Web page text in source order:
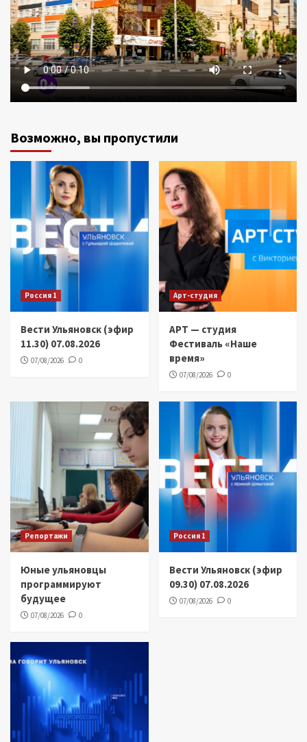
Возможно, вы пропустили
Россия 1
Вести Ульяновск (эфир
11.30) 07.08.2026
07/08/2026 0
Арт-студия
АРТ — студия
Фестиваль «Наше
время»
07/08/2026 0
Репортажи
Юные ульяновцы
программируют
будущее
07/08/2026 0
Россия 1
Вести Ульяновск (эфир
09.30) 07.08.2026
07/08/2026 0